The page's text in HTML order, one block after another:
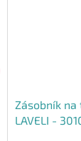
Zásobník
LAVELI -